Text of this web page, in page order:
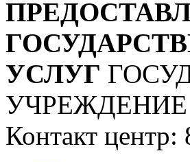
УСЛУГ
Контакт